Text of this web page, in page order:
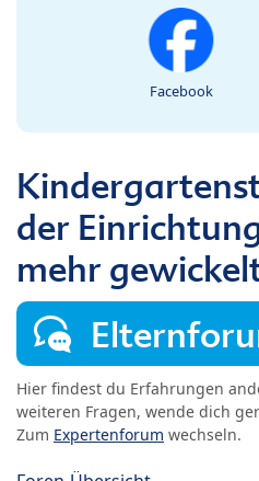
Facebook
der
mehr
Hier findest du Erfahrungen
weiteren Fragen, wende dich
Zum Expertenforum wechseln.